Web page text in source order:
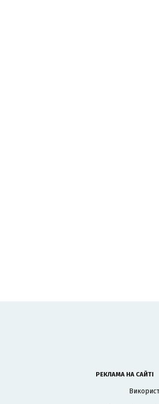
РЕКЛАМА НА САЙТІ